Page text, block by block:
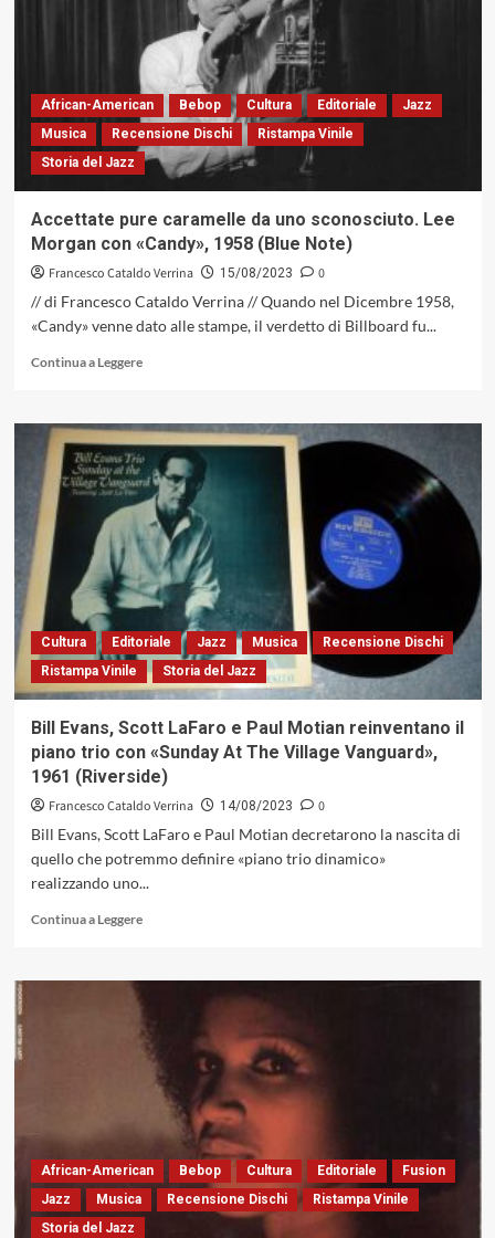
Silvia
Belfiore,
onde
sonore
multidirezionali
(Claire
De
African-American Bebop Cultura Editoriale
Jazz
Musica
Recensione Dischi
Ristampa Vinile
Storia del Jazz
Accettate pure caramelle da uno sconosciuto. Lee
Morgan con «Candy», 1958 (Blue Note)
Francesco Cataldo Verrina 15/08/2023
0
// di Francesco Cataldo Verrina // Quando nel Dicembre 1958,
«Candy» venne dato alle stampe, il verdetto di Billboard fu...
Continua a LeggereLeggi
su
Accettate
pure
caramelle
da
uno
sconosciuto.
Lee
Morgan
con
«Candy»,
1958
(Blue
Note)
Cultura Editoriale Jazz Musica
Recensione Dischi
Ristampa Vinile
Storia del Jazz
Bill Evans, Scott LaFaro e Paul Motian reinventano il
piano trio con «Sunday At The Village Vanguard»,
1961 (Riverside)
Francesco Cataldo Verrina 14/08/2023
0
Bill Evans, Scott LaFaro e Paul Motian decretarono la nascita di
quello che potremmo definire «piano trio dinamico»
realizzando uno...
Continua a LeggereLeggi
su
Scott
LaFaro
Paul
reinventano
il
piano
trio
African-American Bebop Cultura Editoriale
Fusion
Jazz
Musica Recensione Dischi
Ristampa Vinile
Storia del Jazz